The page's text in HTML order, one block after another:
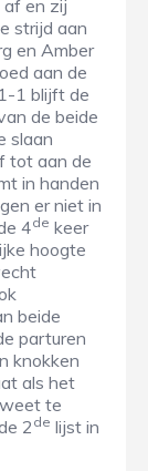
af en zij
strijd aan
en Amber
aan de
1 blijft de
de beide
slaan
tot aan de
in handen
er niet in
4de keer
hoogte
beide
parturen
knokken
als het
te
2 de lijst in